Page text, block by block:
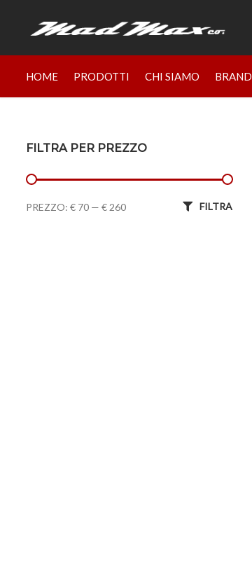
HOME PRODOTTI CHI SIAMO BRAND
FILTRA PER PREZZO
FILTRA
PREZZO: € 70 — € 260